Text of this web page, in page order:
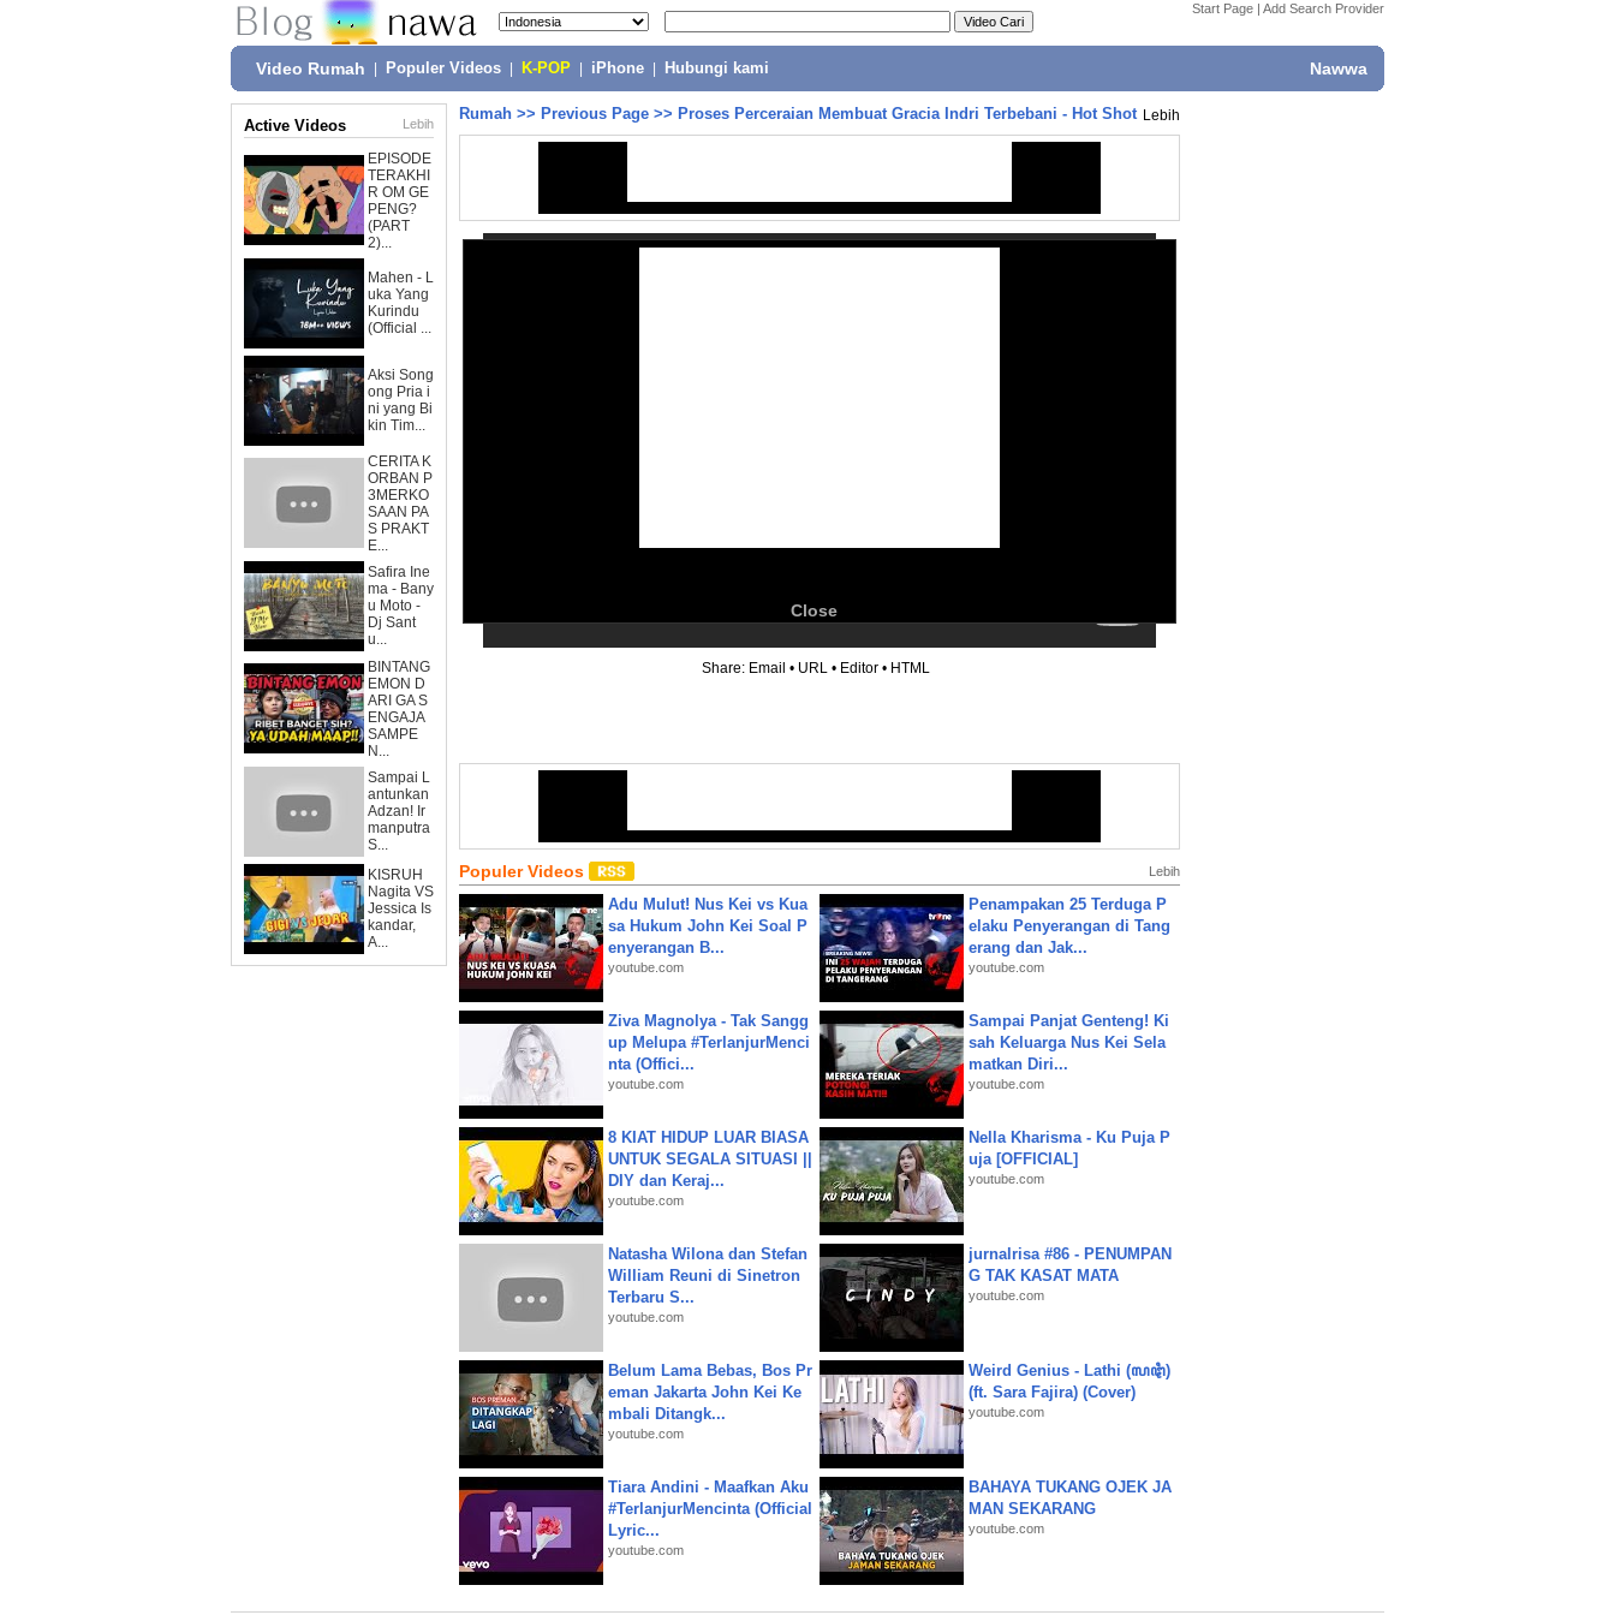
Start Page | Add Search Provider
Video Rumah Populer Videos K-POP iPhone Hubungi kami Nawwa
Active Videos Lebih
EPISODE
TERAKHI
R OM GE
PENG?
(PART
2)...
Mahen - L
uka Yang
Kurindu
(Official ...
Aksi Song
ong Pria i
ni yang Bi
kin Tim...
CERITA K
ORBAN P
3MERKO
SAAN PA
S PRAKT
E...
Safira Ine
ma - Bany
u Moto -
Dj Sant
u...
BINTANG
EMON D
ARI GA S
ENGAJA
SAMPE
N...
Sampai L
antunkan
Adzan! Ir
manputra
S...
KISRUH
Nagita VS
Jessica Is
kandar,
A...
Rumah >> Previous Page >> Proses Perceraian Membuat Gracia Indri Terbebani - Hot Shot Lebih
Close
Share: Email • URL • Editor • HTML
Populer Videos Lebih
Adu Mulut! Nus Kei vs Kua
sa Hukum John Kei Soal P
enyerangan B...
youtube.com
Penampakan 25 Terduga P
elaku Penyerangan di Tang
erang dan Jak...
youtube.com
Ziva Magnolya - Tak Sangg
up Melupa #TerlanjurMenci
nta (Offici...
youtube.com
Sampai Panjat Genteng! Ki
sah Keluarga Nus Kei Sela
matkan Diri...
youtube.com
8 KIAT HIDUP LUAR BIASA
UNTUK SEGALA SITUASI ||
DIY dan Keraj...
youtube.com
Nella Kharisma - Ku Puja P
uja [OFFICIAL]
youtube.com
Natasha Wilona dan Stefan
William Reuni di Sinetron
Terbaru S...
youtube.com
jurnalrisa #86 - PENUMPAN
G TAK KASAT MATA
youtube.com
Belum Lama Bebas, Bos Pr
eman Jakarta John Kei Ke
mbali Ditangk...
youtube.com
Weird Genius - Lathi (ꦭꦛꦶ)
(ft. Sara Fajira) (Cover)
youtube.com
Tiara Andini - Maafkan Aku
#TerlanjurMencinta (Official
Lyric...
youtube.com
BAHAYA TUKANG OJEK JA
MAN SEKARANG
youtube.com